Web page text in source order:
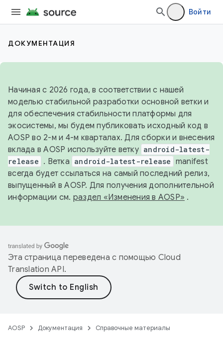
Войти
ДОКУМЕНТАЦИЯ
Начиная с 2026 года, в соответствии с нашей
моделью стабильной разработки основной ветки и
для обеспечения стабильности платформы для
экосистемы, мы будем публиковать исходный код в
AOSP во 2-м и 4-м кварталах. Для сборки и внесения
вклада в AOSP используйте ветку android-latest-
release . Ветка android-latest-release manifest
всегда будет ссылаться на самый последний релиз,
выпущенный в AOSP. Для получения дополнительной
информации см. раздел «Изменения в AOSP» .
Эта страница переведена с помощью Cloud
Translation API.
AOSP Документация Справочные материалы